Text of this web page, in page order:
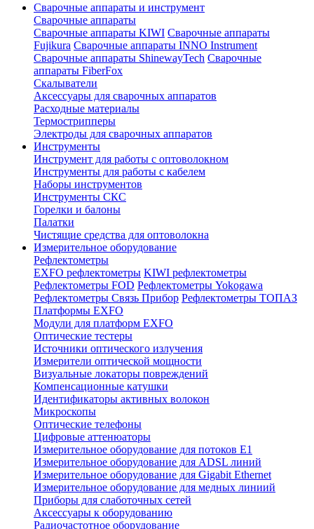
Сварочные аппараты и инструмент
Сварочные аппараты
Сварочные аппараты KIWI Сварочные аппараты
Fujikura Сварочные аппараты INNO Instrument
Сварочные аппараты ShinewayTech Cварочные
аппараты FiberFox
Скалыватели
Аксессуары для сварочных аппаратов
Расходные материалы
Термострипперы
Электроды для сварочных аппаратов
Инструменты
Инструмент для работы с оптоволокном
Инструменты для работы с кабелем
Наборы инструментов
Инструменты СКС
Горелки и балоны
Палатки
Чистящие средства для оптоволокна
Измерительное оборудование
Рефлектометры
EXFO рефлектометры KIWI рефлектометры
Рефлектометры FOD Рефлектометры Yokogawa
Рефлектометры Связь Прибор Рефлектометры ТОПАЗ
Платформы EXFO
Модули для платформ EXFO
Оптические тестеры
Источники оптического излучения
Измерители оптической мощности
Визуальные локаторы повреждений
Компенсационные катушки
Идентификаторы активных волокон
Микроскопы
Оптические телефоны
Цифровые аттенюаторы
Измерительное оборудование для потоков Е1
Измерительное оборудование для ADSL линий
Измерительное оборудование для Gigabit Ethernet
Измерительное оборудование для медных линиий
Приборы для слаботочных сетей
Аксессуары к оборудованию
Радиочастотное оборудование